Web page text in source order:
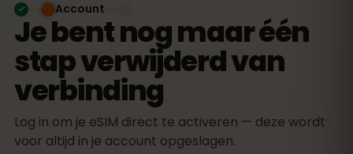
Je bent nog maar één
stap verwijderd van
verbinding
Log in om je eSIM direct te activeren — deze wordt
voor altijd in je account opgeslagen.
Account